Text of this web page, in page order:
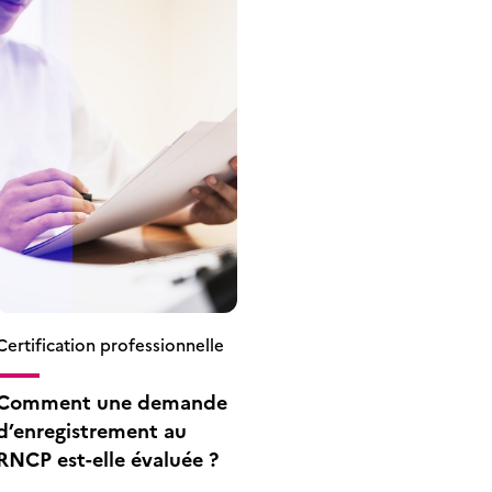
professionnelle
une demande
au
est-elle évaluée ?